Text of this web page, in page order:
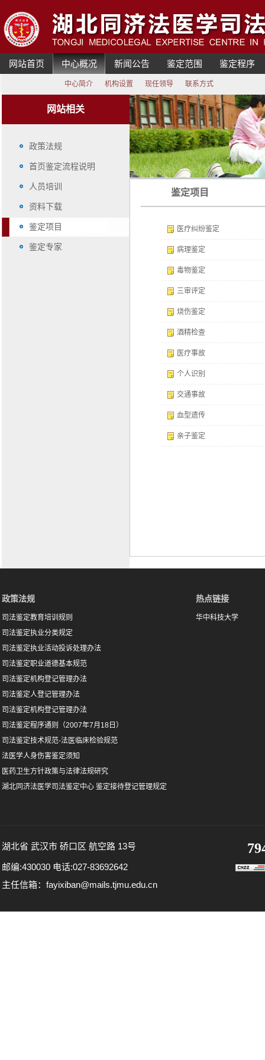
网站首页 中心概况 新闻公告 鉴定范围 鉴定程序
中心简介 机构设置 现任领导 联系方式
网站相关
政策法规
首页鉴定流程说明
人员培训
资料下载
鉴定项目
鉴定专家
鉴定项目
医疗纠纷鉴定
病理鉴定
毒物鉴定
三审评定
烧伤鉴定
酒精检查
医疗事故
个人识别
交通事故
血型遗传
亲子鉴定
政策法规
司法鉴定教育培训规则
司法鉴定执业分类规定
司法鉴定执业活动投诉处理办法
司法鉴定职业道德基本规范
司法鉴定机构登记管理办法
司法鉴定人登记管理办法
司法鉴定机构登记管理办法
司法鉴定程序通则（2007年7月18日）
司法鉴定技术规范-法医临床检验规范
法医学人身伤害鉴定须知
医药卫生方针政策与法律法规研究
湖北同济法医学司法鉴定中心 鉴定接待登记管理规定
热点链接
华中科技大学
湖北省 武汉市 硚口区 航空路 13号
邮编:430030 电话:027-83692642
主任信箱：fayixiban@mails.tjmu.edu.cn